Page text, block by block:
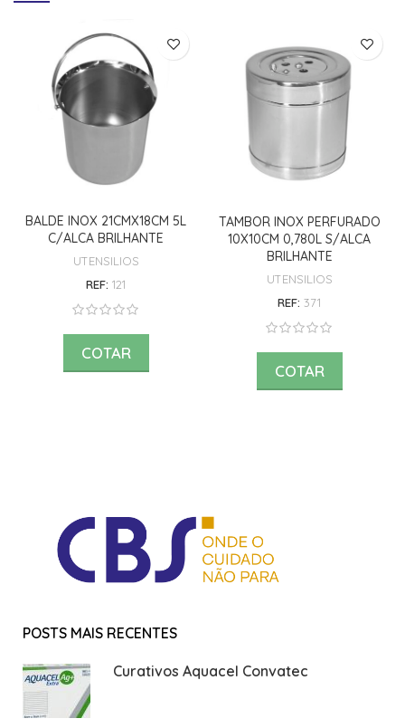
BALDE INOX 21CMX18CM 5L
C/ALCA BRILHANTE
UTENSILIOS
REF: 121
COTAR
TAMBOR INOX PERFURADO
10X10CM 0,780L S/ALCA
BRILHANTE
UTENSILIOS
REF: 371
COTAR
POSTS MAIS RECENTES
Curativos Aquacel Convatec